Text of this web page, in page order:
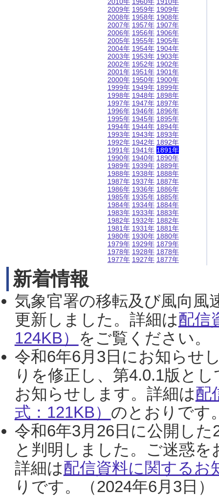
2009年
2008年
2007年
2006年
2005年
2004年
2003年
2002年
2001年
2000年
1999年
1998年
1997年
1996年
1995年
1994年
1993年
1992年
1991年
1990年
1989年
1988年
1987年
1986年
1985年
1984年
1983年
1982年
1981年
1980年
1979年
1978年
1977年
1959年
1958年
1957年
1956年
1955年
1954年
1953年
1952年
1951年
1950年
1949年
1948年
1947年
1946年
1945年
1944年
1943年
1942年
1941年
1940年
1939年
1938年
1937年
1936年
1935年
1934年
1933年
1932年
1931年
1930年
1929年
1928年
1927年
1909年
1908年
1907年
1906年
1905年
1904年
1903年
1902年
1901年
1900年
1899年
1898年
1897年
1896年
1895年
1894年
1893年
1892年
1891年
1890年
1889年
1888年
1887年
1886年
1885年
1884年
1883年
1882年
1881年
1880年
1879年
1878年
1877年
新着情報
気象官署の移転及び風向風
更新しました。詳細は配信
124KB） をご覧ください。
令和6年6月3日にお知らせ
りを修正し、第4.0.1版と
お知らせします。詳細は配
式：121KB） のとおりです
令和6年3月26日に公開し
と判明しました。ご迷惑
詳細は配信資料に関するお
りです。（2024年6月3日）